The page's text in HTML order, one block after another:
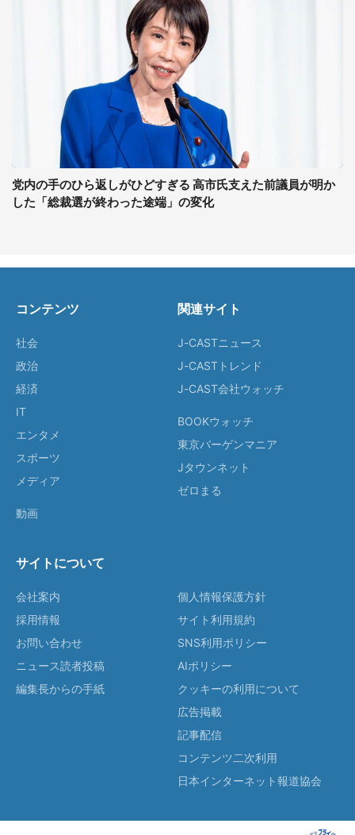
党内の手のひら返しがひどすぎる 高市氏支えた前議員が明か
した「総裁選が終わった途端」の変化
コンテンツ
社会
政治
経済
IT
エンタメ
スポーツ
メディア
動画
関連サイト
J-CASTニュース
J-CASTトレンド
J-CAST会社ウォッチ
BOOKウォッチ
東京バーゲンマニア
Jタウンネット
ゼロまる
サイトについて
会社案内
採用情報
お問い合わせ
ニュース読者投稿
編集長からの手紙
個人情報保護方針
サイト利用規約
SNS利用ポリシー
AIポリシー
クッキーの利用について
広告掲載
記事配信
コンテンツ二次利用
日本インターネット報道協会